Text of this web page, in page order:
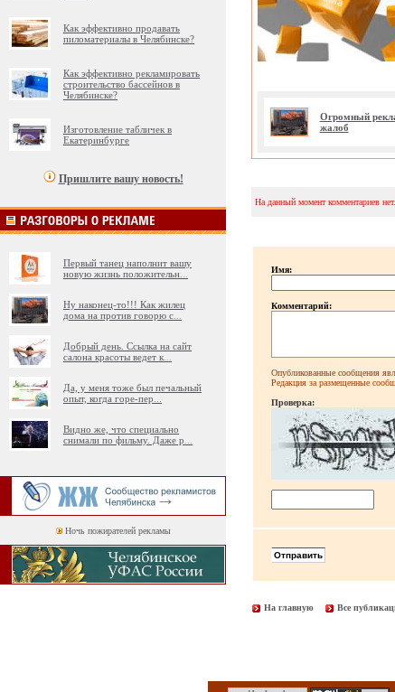
Как эффективно продавать
пиломатериалы в Челябинске?
Как эффективно рекламировать
строительство бассейнов в
Челябинске?
Изготовление табличек в
Екатеринбурге
Пришлите вашу новость!
Первый танец наполнит вашу
новую жизнь положительн
Ну наконец-то!!! Как жилец
дома на против говорю с
Добрый день. Ссылка на сайт
салона красоты ведет к
Да, у меня тоже был печальный
опыт, когда горе-пер
Видно же, что специально
снимали по фильму. Даже р
Ночь пожирателей рекламы
Огромный
жалоб
На данный момент комментариев
Имя:
Комментарий:
Опубликованные сообщения
Редакция за размещенные
Проверка:
На главную Все